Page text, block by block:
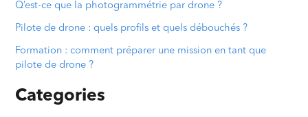
Q’est-ce que la photogrammétrie par drone ?
Pilote de drone : quels profils et quels débouchés ?
Formation : comment préparer une mission en tant que
pilote de drone ?
Categories